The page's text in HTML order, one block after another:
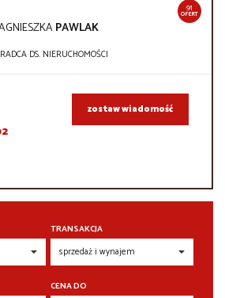
91
OFERT
PAWLAK
DS. NIERUCHOMOŚCI
zostaw wiadomość
TRANSAKCJA
CENA DO